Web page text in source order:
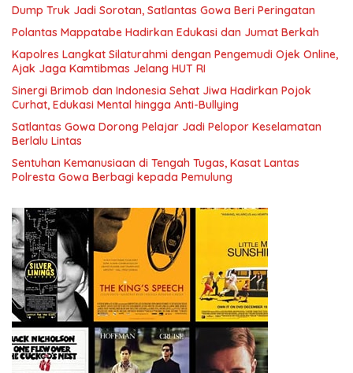
Dump Truk Jadi Sorotan, Satlantas Gowa Beri Peringatan
Polantas Mappatabe Hadirkan Edukasi dan Jumat Berkah
Kapolres Langkat Silaturahmi dengan Pengemudi Ojek Online,
Ajak Jaga Kamtibmas Jelang HUT RI
Sinergi Brimob dan Indonesia Sehat Jiwa Hadirkan Pojok
Curhat, Edukasi Mental hingga Anti-Bullying
Satlantas Gowa Dorong Pelajar Jadi Pelopor Keselamatan
Berlalu Lintas
Sentuhan Kemanusiaan di Tengah Tugas, Kasat Lantas
Polresta Gowa Berbagi kepada Pemulung